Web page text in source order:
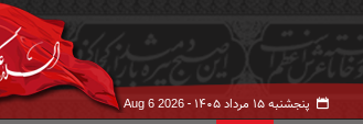
پنجشنبه ۱۵ مرداد ۱۴۰۵ - Aug 6 2026